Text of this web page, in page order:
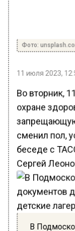
Фото:
11 июля 2023,
Во вторник,
охране
сменил пол,
беседе с
Сергей
В